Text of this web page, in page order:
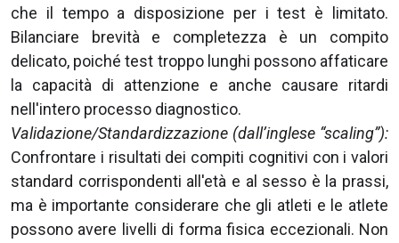
che il tempo a disposizione per i test è limitato.
Bilanciare brevità e completezza è un compito
delicato, poiché test troppo lunghi possono affaticare
la capacità di attenzione e anche causare ritardi
nell'intero processo diagnostico.
Validazione/Standardizzazione (dall’inglese “scaling”):
Confrontare i risultati dei compiti cognitivi con i valori
standard corrispondenti all'età e al sesso è la prassi,
ma è importante considerare che gli atleti e le atlete
possono avere livelli di forma fisica eccezionali. Non